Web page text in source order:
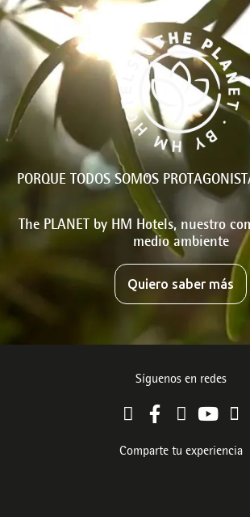
PORQUE TODOS SOMOS
The PLANET by HM Hotels, nuestro
medio ambiente
Quiero saber más
Síguenos en redes
Comparte tu experiencia